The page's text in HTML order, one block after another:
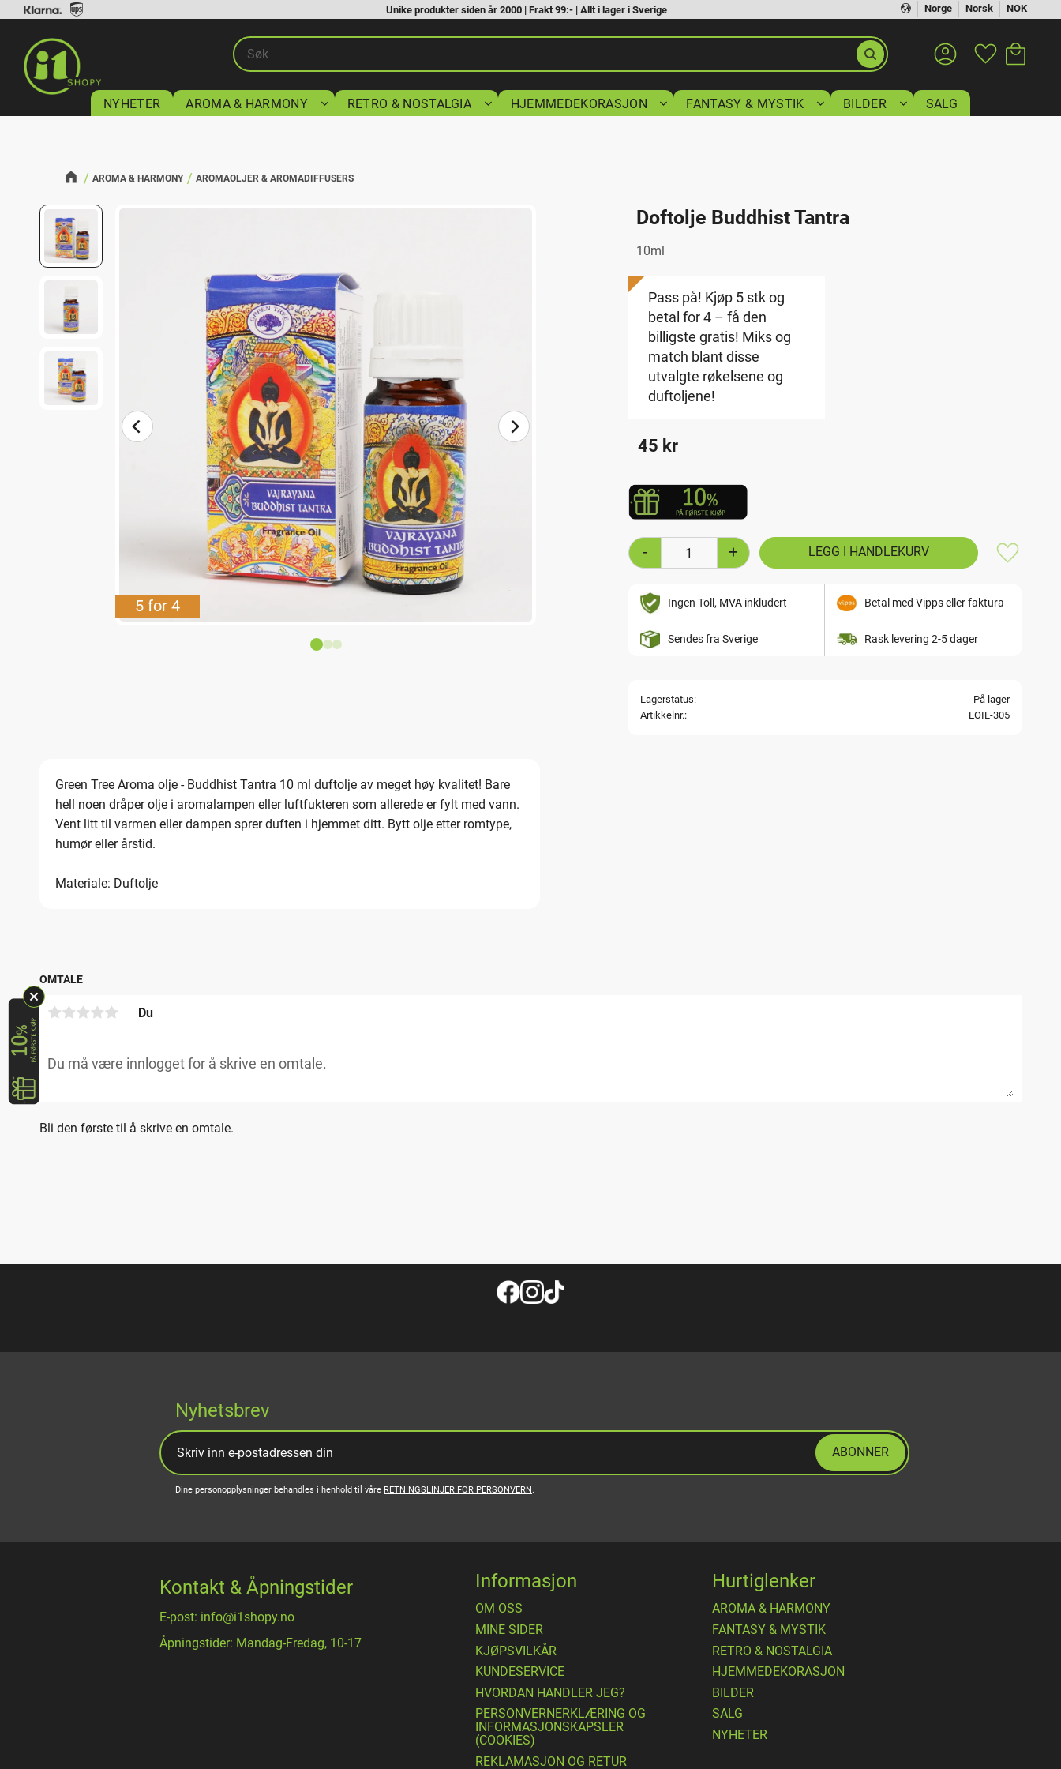
Norge Norsk NOK
Unike produkter siden år 2000 | Frakt 99:- | Allt i lager i Sverige
Favoritter
NYHETER AROMA & HARMONY RETRO & NOSTALGIA HJEMMEDEKORASJON FANTASY & MYSTIK BILDER SALG
AROMA & HARMONY AROMAOLJER & AROMADIFFUSERS
Doftolje Buddhist Tantra
10ml
5 for 4
Pass på! Kjøp 5 stk og
betal for 4 – få den
billigste gratis! Miks og
match blant disse
utvalgte røkelsene og
duftoljene!
45 kr
+
-
Lagre
Ingen Toll, MVA inkludert Betal med Vipps eller faktura
Sendes fra Sverige Rask levering 2-5 dager
Lagerstatus
På lager
Artikkelnr.
EOIL-305
Green Tree Aroma olje - Buddhist Tantra 10 ml duftolje av meget høy kvalitet! Bare
hell noen dråper olje i aromalampen eller luftfukteren som allerede er fylt med vann.
Vent litt til varmen eller dampen sprer duften i hjemmet ditt. Bytt olje etter romtype,
humør eller årstid.
Materiale: Duftolje
OMTALE
Du
Bli den første til å skrive en omtale.
Nyhetsbrev
ABONNER
Dine personopplysninger behandles i henhold til våre RETNINGSLINJER FOR PERSONVERN.
Kontakt & Åpningstider
E-post: info@i1shopy.no
Åpningstider: Mandag-Fredag, 10-17
Informasjon
OM OSS
MINE SIDER
​KJØPSVILKÅR
KUNDESERVICE
HVORDAN HANDLER JEG?
PERSONVERNERKLÆRING OG
INFORMASJONSKAPSLER
(COOKIES)
REKLAMASJON OG RETUR
Hurtiglenker
AROMA & HARMONY
FANTASY & MYSTIK
RETRO & NOSTALGIA
HJEMMEDEKORASJON
BILDER
SALG
NYHETER